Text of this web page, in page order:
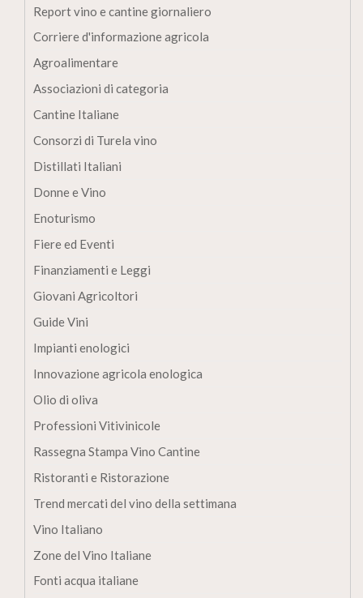
Report vino e cantine giornaliero
Corriere d'informazione agricola
Agroalimentare
Associazioni di categoria
Cantine Italiane
Consorzi di Turela vino
Distillati Italiani
Donne e Vino
Enoturismo
Fiere ed Eventi
Finanziamenti e Leggi
Giovani Agricoltori
Guide Vini
Impianti enologici
Innovazione agricola enologica
Olio di oliva
Professioni Vitivinicole
Rassegna Stampa Vino Cantine
Ristoranti e Ristorazione
Trend mercati del vino della settimana
Vino Italiano
Zone del Vino Italiane
Fonti acqua italiane